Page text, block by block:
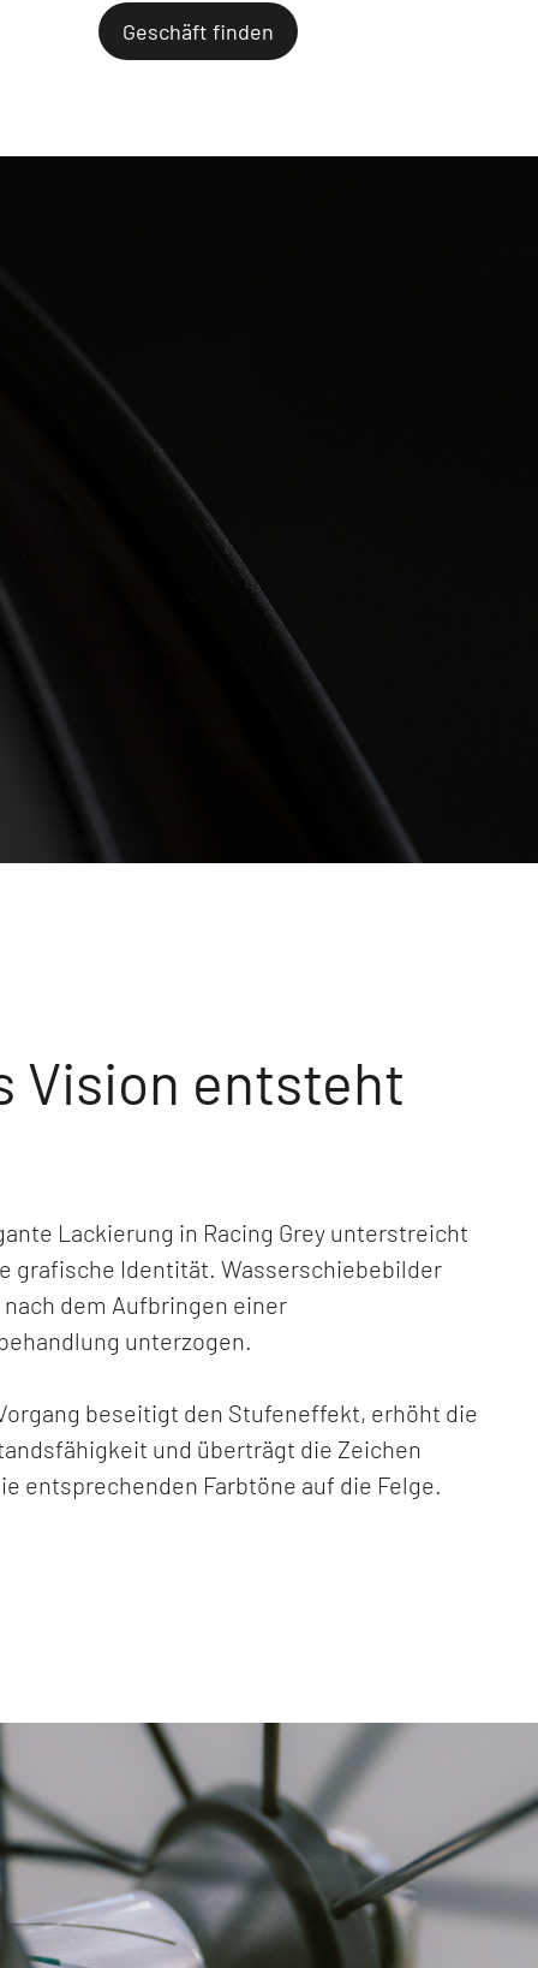
Geschäft finden
Vision entsteht
Lackierung in Racing Grey unterstreicht
grafische Identität. Wasserschiebebilder
dem Aufbringen einer
unterzogen.
beseitigt den Stufeneffekt, erhöht die
und überträgt die Zeichen
entsprechenden Farbtöne auf die Felge.